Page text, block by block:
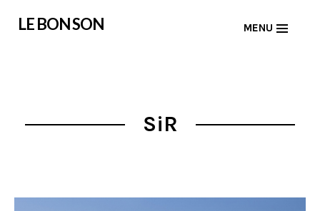
LE BON SON MENU
SiR